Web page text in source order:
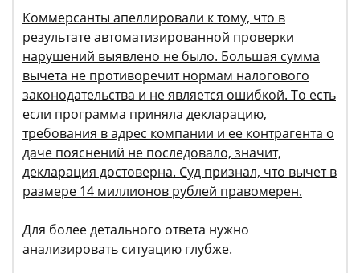
Коммерсанты апеллировали к тому, что в
результате автоматизированной проверки
нарушений выявлено не было. Большая сумма
вычета не противоречит нормам налогового
законодательства и не является ошибкой. То есть
если программа приняла декларацию,
требования в адрес компании и ее контрагента о
даче пояснений не последовало, значит,
декларация достоверна. Суд признал, что вычет в
размере 14 миллионов рублей правомерен.
Для более детального ответа нужно
анализировать ситуацию глубже.